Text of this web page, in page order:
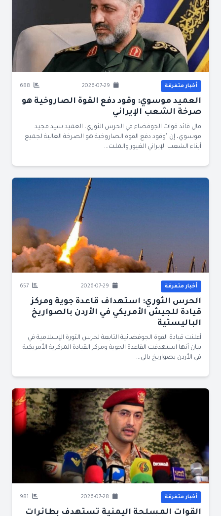
أخبار متفرقة
العميد موسوي: وقود دفع القوة الصاروخية هو
صرخة الشعب الإيراني
قال قائد قوات الجوفضاء في الحرس الثوري، العميد سيد مجيد
موسوي، إن "وقود دفع القوة الصاروخية هو الصرخة العالية لجميع
أبناء الشعب الإيراني الغيور والملت...
أخبار متفرقة
الحرس الثوري: استهداف قاعدة جوية ومركز
قيادة للجيش الأمريكي في الأردن بالصواريخ
الباليستية
أعلنت قيادة القوة الجوفضائية التابعة لحرس الثورة الإسلامية في
بيان أنها استهدفت القاعدة الجوية ومركز القيادة المركزية الأمريكية
في الأردن بصواريخ بالي...
أخبار متفرقة
القوات المسلحة اليمنية تستهدف بطائرات